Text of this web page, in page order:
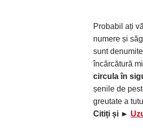
Probabil ați
numere și
sunt
încărcătură
circula în
șenile de
greutate a
Citiți și ►